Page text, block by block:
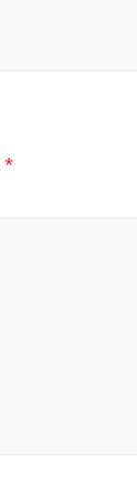
*